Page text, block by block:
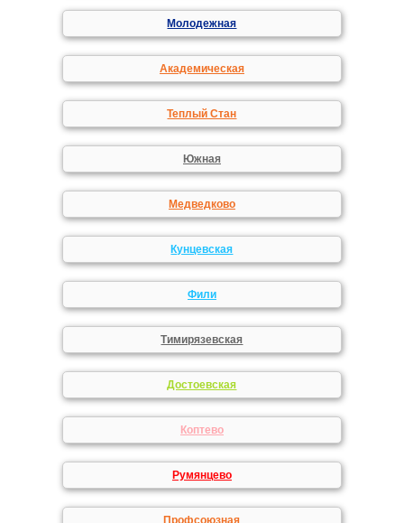
Молодежная
Академическая
Теплый Стан
Южная
Медведково
Кунцевская
Фили
Тимирязевская
Достоевская
Коптево
Румянцево
Профсоюзная